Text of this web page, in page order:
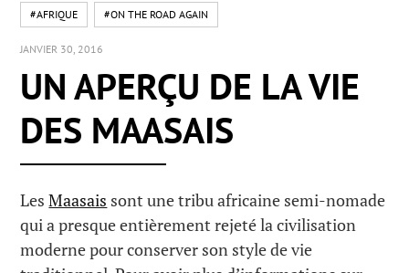
#AFRIQUE #ON THE ROAD AGAIN
JANVIER 30, 2016
UN APERÇU DE LA VIE
DES MAASAIS
LesMaasais sont une tribu africaine semi-nomade
qui a presque entièrement rejeté la civilisation
moderne pour conserver son style de vie